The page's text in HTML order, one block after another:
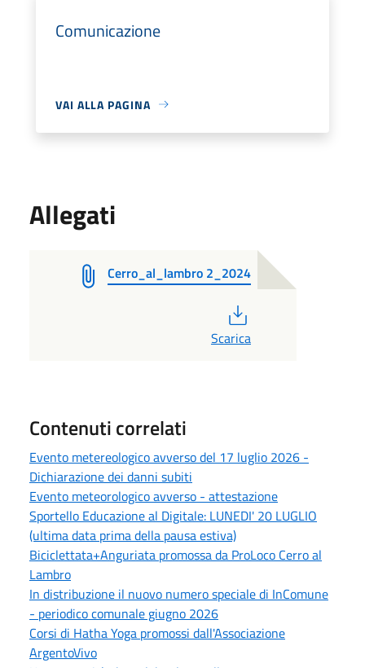
Comunicazione
VAI ALLA PAGINA
Allegati
Cerro_al_lambro 2_2024
Scarica
Contenuti correlati
Evento metereologico avverso del 17 luglio 2026 -
Dichiarazione dei danni subiti
Evento meteorologico avverso - attestazione
Sportello Educazione al Digitale: LUNEDI' 20 LUGLIO
(ultima data prima della pausa estiva)
Biciclettata+Anguriata promossa da ProLoco Cerro al
Lambro
In distribuzione il nuovo numero speciale di InComune
- periodico comunale giugno 2026
Corsi di Hatha Yoga promossi dall'Associazione
ArgentoVivo